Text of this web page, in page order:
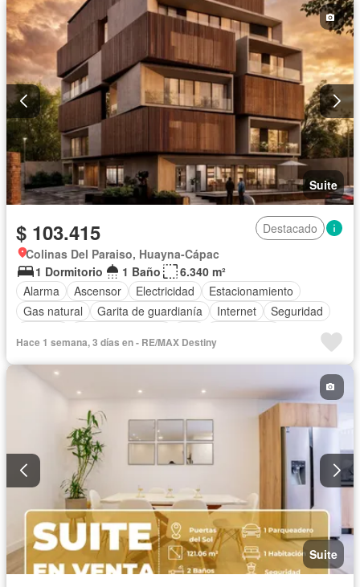
Suite
$ 103.415
Destacado
Colinas Del Paraiso, Huayna-Cápac
1 Dormitorio
1 Baño
6.340 m²
Alarma
Ascensor Electricidad
Estacionamiento
Gas natural
Garita de guardianía Internet
Seguridad
Hace 1 semana, 3 días en - RE/MAX Destiny
Suite